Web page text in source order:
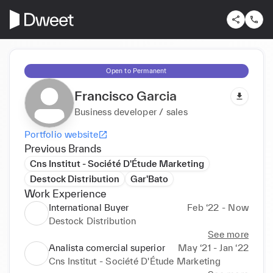
Open to Permanent
Francisco Garcia
Business developer / sales
Portfolio website
Previous Brands
Cns Institut - Société D'Étude Marketing
Destock Distribution
Gar'Bato
Work Experience
International Buyer
Feb ‘22 - Now
Destock Distribution
See more
Analista comercial superior
May ‘21 - Jan ‘22
Cns Institut - Société D'Étude Marketing